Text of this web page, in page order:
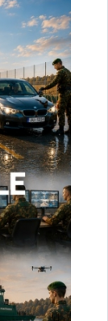
izmantots
to, kā
lai
samazinātu